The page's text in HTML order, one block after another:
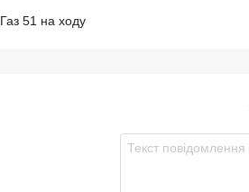
Газ 51 на ходу